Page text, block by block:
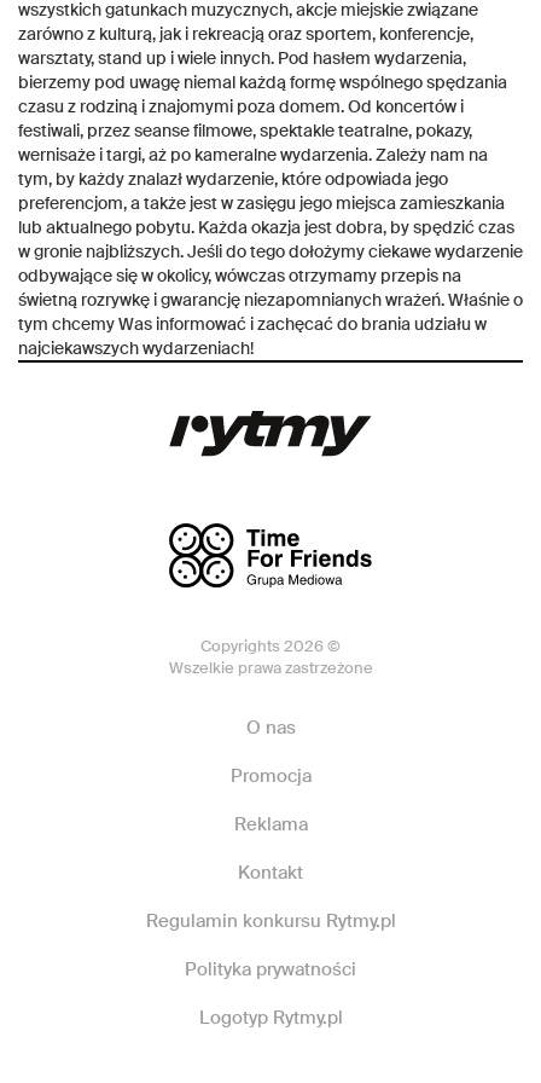
wszystkich gatunkach muzycznych, akcje miejskie związane
zarówno z kulturą, jak i rekreacją oraz sportem, konferencje,
warsztaty, stand up i wiele innych. Pod hasłem wydarzenia,
bierzemy pod uwagę niemal każdą formę wspólnego spędzania
czasu z rodziną i znajomymi poza domem. Od koncertów i
festiwali, przez seanse filmowe, spektakle teatralne, pokazy,
wernisaże i targi, aż po kameralne wydarzenia. Zależy nam na
tym, by każdy znalazł wydarzenie, które odpowiada jego
preferencjom, a także jest w zasięgu jego miejsca zamieszkania
lub aktualnego pobytu. Każda okazja jest dobra, by spędzić czas
w gronie najbliższych. Jeśli do tego dołożymy ciekawe wydarzenie
odbywające się w okolicy, wówczas otrzymamy przepis na
świetną rozrywkę i gwarancję niezapomnianych wrażeń. Właśnie o
tym chcemy Was informować i zachęcać do brania udziału w
najciekawszych wydarzeniach!
Copyrights 2026 ©
Wszelkie prawa zastrzeżone
O nas
Promocja
Reklama
Kontakt
Regulamin konkursu Rytmy.pl
Polityka prywatności
Logotyp Rytmy.pl